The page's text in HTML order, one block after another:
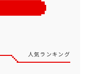
人気ランキング